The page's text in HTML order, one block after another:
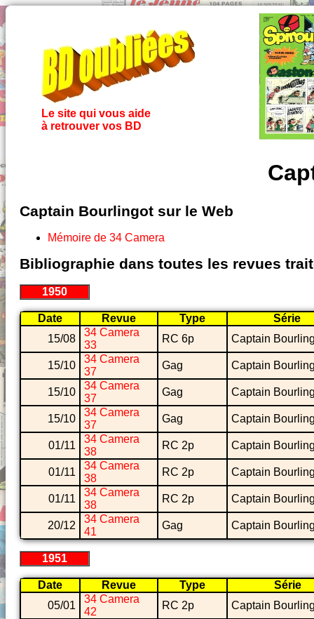
Le site qui vous aide
à retrouver vos BD
Captain Bourlingot sur le Web
Mémoire de 34 Camera
Bibliographie dans toutes les revues
1950
Date Revue Type
Série
15/08
34 Camera
33
RC 6p Captain
15/10
34 Camera
37
Gag Captain
15/10
34 Camera
37
Gag Captain
15/10
34 Camera
37
Gag Captain
01/11
34 Camera
38
RC 2p Captain
01/11
34 Camera
38
RC 2p Captain
01/11
34 Camera
38
RC 2p Captain
20/12
34 Camera
41
Gag Captain
1951
Date Revue Type
Série
05/01
34 Camera
42
RC 2p Captain